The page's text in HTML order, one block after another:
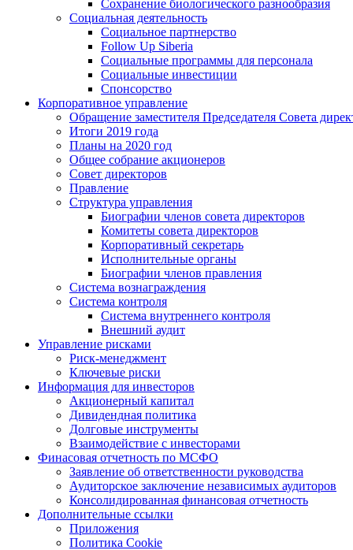
Сохранение биологического разнообразия
Социальная деятельность
Социальное партнерство
Follow Up Siberia
Социальные программы для персонала
Социальные инвестиции
Спонсорство
Корпоративное управление
Обращение заместителя Председателя Совета
Итоги 2019 года
Планы на 2020 год
Общее собрание акционеров
Совет директоров
Правление
Структура управления
Биографии членов совета директоров
Комитеты совета директоров
Корпоративный секретарь
Исполнительные органы
Биографии членов правления
Система вознаграждения
Система контроля
Система внутреннего контроля
Внешний аудит
Управление рисками
Риск-менеджмент
Ключевые риски
Информация для инвесторов
Акционерный капитал
Дивидендная политика
Долговые инструменты
Взаимодействие с инвеcторами
Финасовая отчетность по МСФО
Заявление об ответственности руководства
Аудиторское заключение независимых аудиторов
Консолидированная финансовая отчетность
Дополнительные ссылки
Приложения
Политика Cookie